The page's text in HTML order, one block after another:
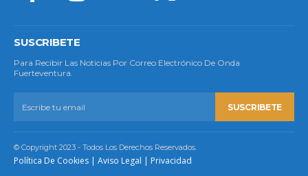
SUSCRIBETE
Para Recibir Las Noticias Por Correo Electrónico De Onda
Fuerteventura.
SUSCRIBETE
© Copyright 2023 - Todos Los Derechos Reservados.
Política De Cookies | Aviso Legal | Privacidad